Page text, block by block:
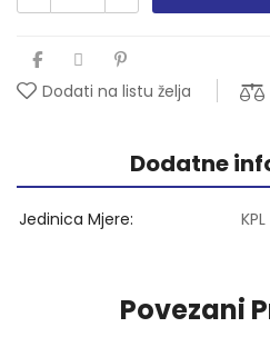
Dodati na listu želja
Dodatne
Jedinica Mjere KPL
Povezani